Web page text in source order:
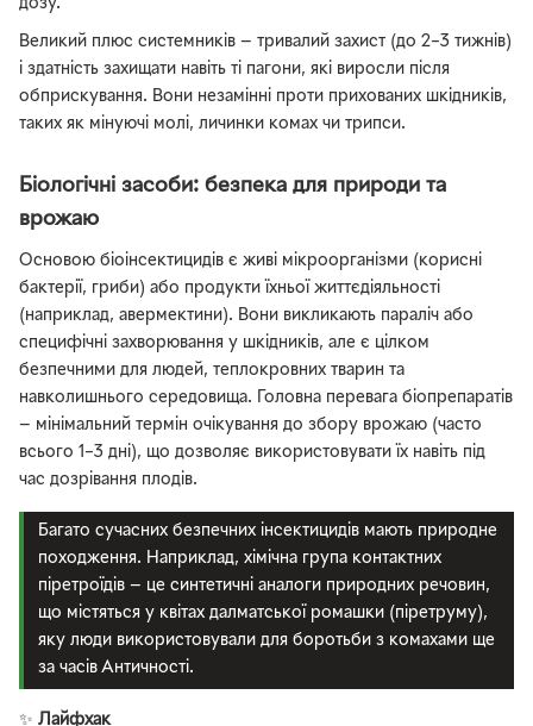
дозу.
Великий плюс системників — тривалий захист (до 2–3 тижнів)
і здатність захищати навіть ті пагони, які виросли після
обприскування. Вони незамінні проти прихованих шкідників,
таких як мінуючі молі, личинки комах чи трипси.
Біологічні засоби: безпека для природи та
врожаю
Основою біоінсектицидів є живі мікроорганізми (корисні
бактерії, гриби) або продукти їхньої життєдіяльності
(наприклад, авермектини). Вони викликають параліч або
специфічні захворювання у шкідників, але є цілком
безпечними для людей, теплокровних тварин та
навколишнього середовища. Головна перевага біопрепаратів
— мінімальний термін очікування до збору врожаю (часто
всього 1–3 дні), що дозволяє використовувати їх навіть під
час дозрівання плодів.
Багато сучасних безпечних інсектицидів мають природне
походження. Наприклад, хімічна група контактних
піретроїдів — це синтетичні аналоги природних речовин,
що містяться у квітах далматської ромашки (піретруму),
яку люди використовували для боротьби з комахами ще
за часів Античності.
✨ Лайфхак